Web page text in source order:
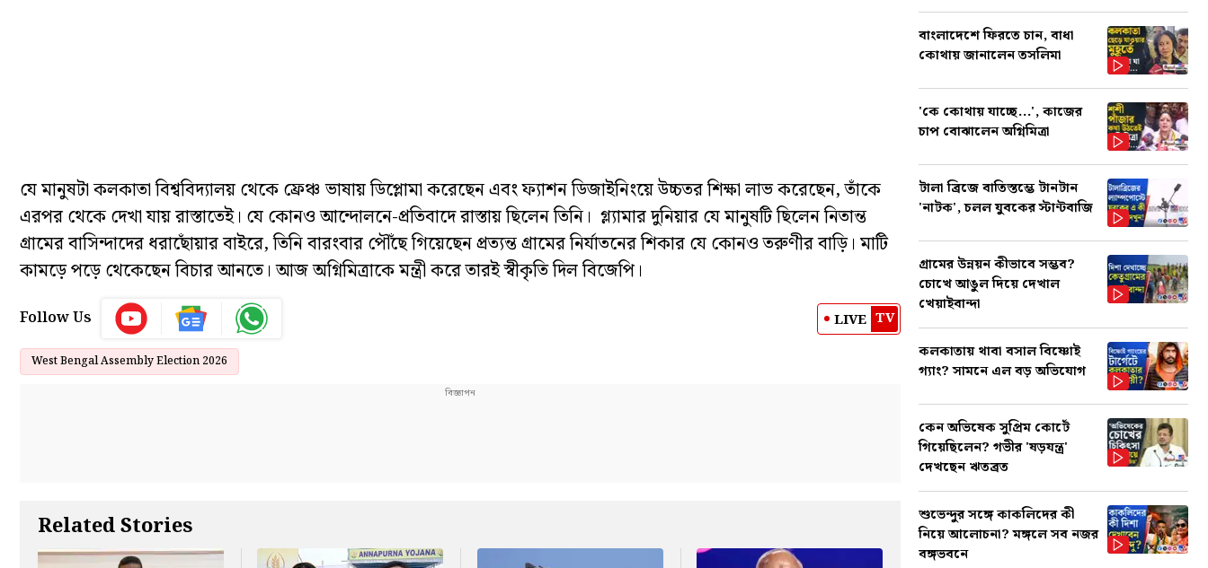
যে মানুষটা কলকাতা বিশ্ববিদ্যালয় থেকে ফ্রেঞ্চ ভাষায় ডিপ্লোমা করেছেন এবং ফ্যাশন ডিজাইনিংয়ে উচ্চতর শিক্ষা লাভ করেছেন, তাঁকে
এরপর থেকে দেখা যায় রাস্তাতেই। যে কোনও আন্দোলনে-প্রতিবাদে রাস্তায় ছিলেন তিনি। গ্ল্যামার দুনিয়ার যে মানুষটি ছিলেন নিতান্ত
গ্রামের বাসিন্দাদের ধরাছোঁয়ার বাইরে, তিনি বারংবার পৌঁছে গিয়েছেন প্রত্যন্ত গ্রামের নির্যাতনের শিকার যে কোনও তরুণীর বাড়ি। মাটি
কামড়ে পড়ে থেকেছেন বিচার আনতে। আজ অগ্নিমিত্রাকে মন্ত্রী করে তারই স্বীকৃতি দিল বিজেপি।
Follow Us LIVE TV
West Bengal Assembly Election 2026
Related Stories
বাংলাদেশে ফিরতে চান, বাধা
কোথায় জানালেন তসলিমা
'কে কোথায় যাচ্ছে...', কাজের
চাপ বোঝালেন অগ্নিমিত্রা
টালা ব্রিজে বাতিস্তম্ভে টানটান
'নাটক', চলল যুবকের স্টান্টবাজি
গ্রামের উন্নয়ন কীভাবে সম্ভব?
চোখে আঙুল দিয়ে দেখাল
খেয়াইবান্দা
কলকাতায় থাবা বসাল বিষ্ণোই
গ্যাং? সামনে এল বড় অভিযোগ
কেন অভিষেক সুপ্রিম কোর্টে
গিয়েছিলেন? গভীর 'ষড়যন্ত্র'
দেখছেন ঋতব্রত
শুভেন্দুর সঙ্গে কাকলিদের কী
নিয়ে আলোচনা? মঙ্গলে সব নজর
বঙ্গভবনে